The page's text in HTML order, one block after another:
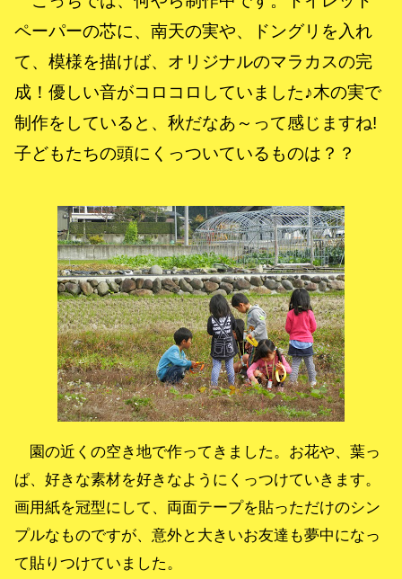
ペーパーの芯に、南天の実や、ドングリを入れ
て、模様を描けば、オリジナルのマラカスの完
成！優しい音がコロコロしていました♪木の実で
制作をしていると、秋だなあ～って感じますね!
子どもたちの頭にくっついているものは？？
園の近くの空き地で作ってきました。お花や、葉っ
ぱ、好きな素材を好きなようにくっつけていきます。
画用紙を冠型にして、両面テープを貼っただけのシン
プルなものですが、意外と大きいお友達も夢中になっ
て貼りつけていました。